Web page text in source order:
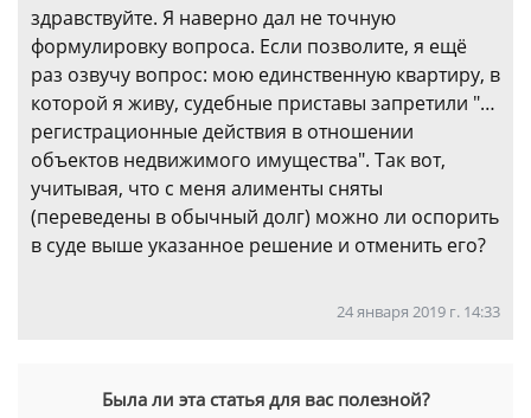
здравствуйте. Я наверно дал не точную
формулировку вопроса. Если позволите, я ещё
раз озвучу вопрос: мою единственную квартиру, в
которой я живу, судебные приставы запретили "…
регистрационные действия в отношении
объектов недвижимого имущества". Так вот,
учитывая, что с меня алименты сняты
(переведены в обычный долг) можно ли оспорить
в суде выше указанное решение и отменить его?
24 января 2019 г. 14:33
Была ли эта статья для вас полезной?